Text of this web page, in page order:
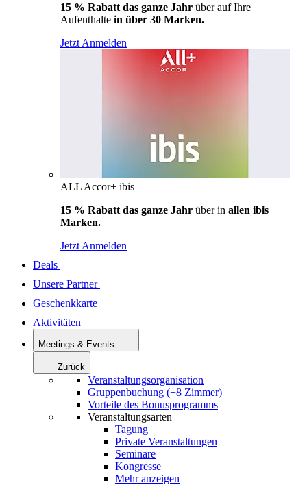
15 % Rabatt das ganze Jahr über auf Ihre
Aufenthalte in über 30 Marken.
Jetzt Anmelden
ALL Accor+ ibis
15 % Rabatt das ganze Jahr über in allen ibis
Marken.
Jetzt Anmelden
Deals
Unsere Partner
Geschenkkarte
Aktivitäten
Meetings & Events
Zurück
Veranstaltungsorganisation
Gruppenbuchung (+8 Zimmer)
Vorteile des Bonusprogramms
Veranstaltungsarten
Tagung
Private Veranstaltungen
Seminare
Kongresse
Mehr anzeigen